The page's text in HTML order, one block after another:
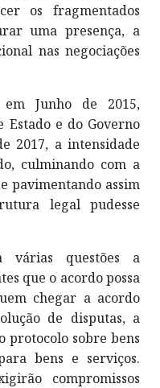
os fragmentados
uma presença, a
nas negociações
em Junho de 2015,
Estado e do Governo
2017, a intensidade
culminando com a
pavimentando assim
legal pudesse
várias questões a
que o acordo possa
chegar a acordo
de disputas, a
protocolo sobre bens
bens e serviços.
compromissos